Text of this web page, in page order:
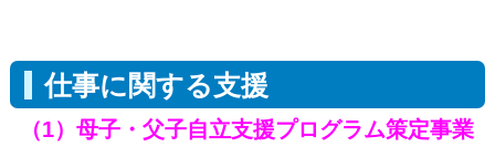
仕事に関する支援
（1）母子・父子自立支援プログラム策定事業